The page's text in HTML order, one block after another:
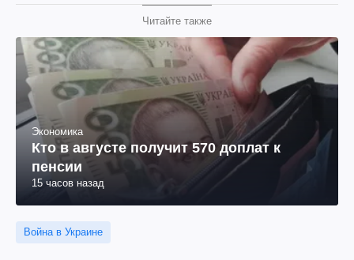
Читайте также
Экономика
Кто в августе получит 570 доплат к
пенсии
15 часов назад
Война в Украине